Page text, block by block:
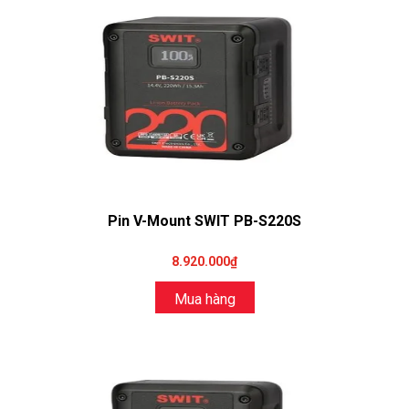
Pin V-Mount SWIT PB-S220S
8.920.000₫
Mua hàng